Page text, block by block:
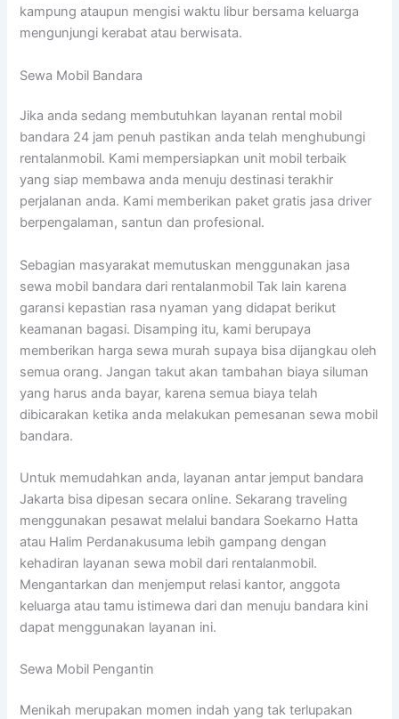
kampung ataupun mengisi waktu libur bersama keluarga
mengunjungi kerabat atau berwisata.
Sewa Mobil Bandara
Jika anda sedang membutuhkan layanan rental mobil
bandara 24 jam penuh pastikan anda telah menghubungi
rentalanmobil. Kami mempersiapkan unit mobil terbaik
yang siap membawa anda menuju destinasi terakhir
perjalanan anda. Kami memberikan paket gratis jasa driver
berpengalaman, santun dan profesional.
Sebagian masyarakat memutuskan menggunakan jasa
sewa mobil bandara dari rentalanmobil Tak lain karena
garansi kepastian rasa nyaman yang didapat berikut
keamanan bagasi. Disamping itu, kami berupaya
memberikan harga sewa murah supaya bisa dijangkau oleh
semua orang. Jangan takut akan tambahan biaya siluman
yang harus anda bayar, karena semua biaya telah
dibicarakan ketika anda melakukan pemesanan sewa mobil
bandara.
Untuk memudahkan anda, layanan antar jemput bandara
Jakarta bisa dipesan secara online. Sekarang traveling
menggunakan pesawat melalui bandara Soekarno Hatta
atau Halim Perdanakusuma lebih gampang dengan
kehadiran layanan sewa mobil dari rentalanmobil.
Mengantarkan dan menjemput relasi kantor, anggota
keluarga atau tamu istimewa dari dan menuju bandara kini
dapat menggunakan layanan ini.
Sewa Mobil Pengantin
Menikah merupakan momen indah yang tak terlupakan